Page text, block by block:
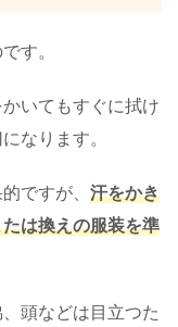
す。
いてもすぐに拭け
なります。
ですが、 汗をかき
は換えの服装を準
頭などは目立つた